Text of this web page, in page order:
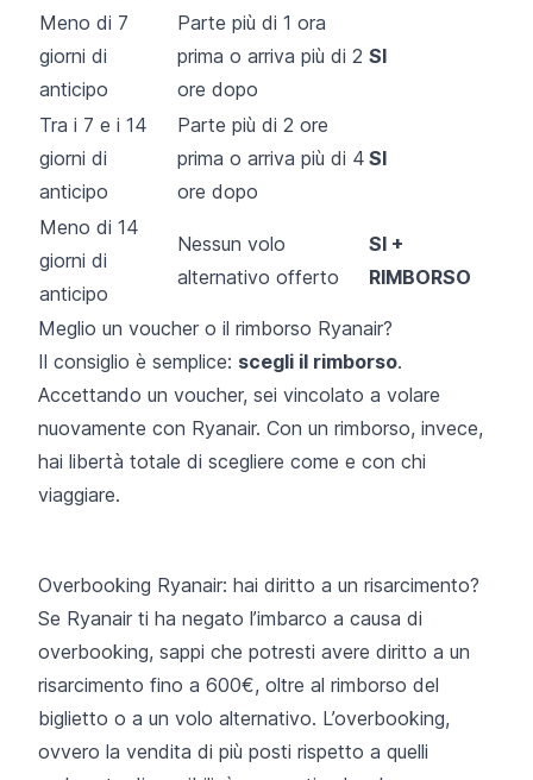
Meno di 7
giorni di
anticipo
Parte più di 1 ora
prima o arriva più di 2
ore dopo
SI
Tra i 7 e i 14
giorni di
anticipo
Parte più di 2 ore
prima o arriva più di 4
ore dopo
SI
Meno di 14
giorni di
anticipo
Nessun volo
alternativo offerto
SI +
RIMBORSO
Meglio un voucher o il rimborso Ryanair?
Il consiglio è semplice: scegli il rimborso.
Accettando un voucher, sei vincolato a volare
nuovamente con Ryanair. Con un rimborso, invece,
hai libertà totale di scegliere come e con chi
viaggiare.
Overbooking Ryanair: hai diritto a un risarcimento?
Se Ryanair ti ha negato l’imbarco a causa di
overbooking, sappi che potresti avere diritto a un
risarcimento fino a 600€, oltre al rimborso del
biglietto o a un volo alternativo. L’overbooking,
ovvero la vendita di più posti rispetto a quelli